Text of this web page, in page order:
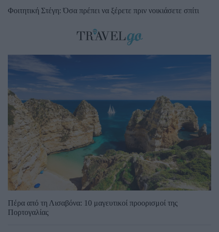
Φοιτητική Στέγη: Όσα πρέπει να ξέρετε πριν νοικιάσετε σπίτι
Πέρα από τη Λισαβόνα: 10 μαγευτικοί προορισμοί της
Πορτογαλίας